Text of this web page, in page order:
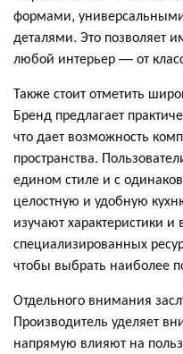
формами,
деталями. Это позволяет
любой интерьер — от
Также стоит отметить
Бренд предлагает
что дает возможность
пространства.
едином стиле и с
целостную и удобную
изучают характеристики
специализированных
чтобы выбрать наиболее
Отдельного внимания
Производитель уделяет
напрямую влияют на